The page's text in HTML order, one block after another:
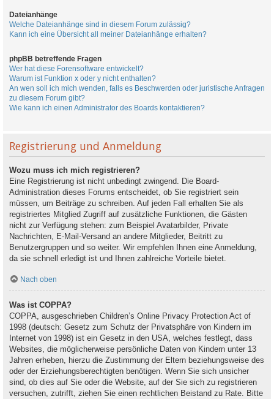
Dateianhänge
Welche Dateianhänge sind in diesem Forum zulässig?
Kann ich eine Übersicht all meiner Dateianhänge erhalten?
phpBB betreffende Fragen
Wer hat diese Forensoftware entwickelt?
Warum ist Funktion x oder y nicht enthalten?
An wen soll ich mich wenden, falls es Beschwerden oder juristische Anfragen
zu diesem Forum gibt?
Wie kann ich einen Administrator des Boards kontaktieren?
Registrierung und Anmeldung
Wozu muss ich mich registrieren?
Eine Registrierung ist nicht unbedingt zwingend. Die Board-
Administration dieses Forums entscheidet, ob Sie registriert sein
müssen, um Beiträge zu schreiben. Auf jeden Fall erhalten Sie als
registriertes Mitglied Zugriff auf zusätzliche Funktionen, die Gästen
nicht zur Verfügung stehen: zum Beispiel Avatarbilder, Private
Nachrichten, E-Mail-Versand an andere Mitglieder, Beitritt zu
Benutzergruppen und so weiter. Wir empfehlen Ihnen eine Anmeldung,
da sie schnell erledigt ist und Ihnen zahlreiche Vorteile bietet.
Nach oben
Was ist COPPA?
COPPA, ausgeschrieben Children’s Online Privacy Protection Act of
1998 (deutsch: Gesetz zum Schutz der Privatsphäre von Kindern im
Internet von 1998) ist ein Gesetz in den USA, welches festlegt, dass
Websites, die möglicherweise persönliche Daten von Kindern unter 13
Jahren erheben, hierzu die Zustimmung der Eltern beziehungsweise des
oder der Erziehungsberechtigten benötigen. Wenn Sie sich unsicher
sind, ob dies auf Sie oder die Website, auf der Sie sich zu registrieren
versuchen, zutrifft, ziehen Sie einen rechtlichen Beistand zu Rate. Bitte